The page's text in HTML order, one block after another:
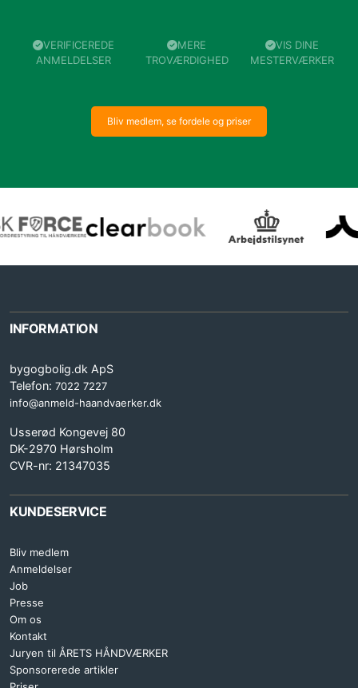
VERIFICEREDE
ANMELDELSER
MERE
TROVÆRDIGHED
VIS DINE
MESTERVÆRKER
Bliv medlem, se fordele og priser
INFORMATION
bygogbolig.dk ApS
Telefon: 7022 7227
info@anmeld-haandvaerker.dk
Usserød Kongevej 80
DK-2970 Hørsholm
CVR-nr: 21347035
KUNDESERVICE
Bliv medlem
Anmeldelser
Job
Presse
Om os
Kontakt
Juryen til ÅRETS HÅNDVÆRKER
Sponsorerede artikler